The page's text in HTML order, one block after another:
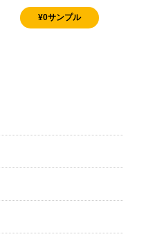
¥0サンプル